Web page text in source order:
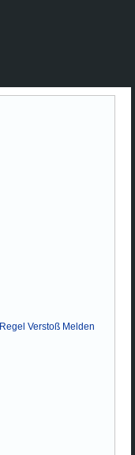
Regel Verstoß Melden